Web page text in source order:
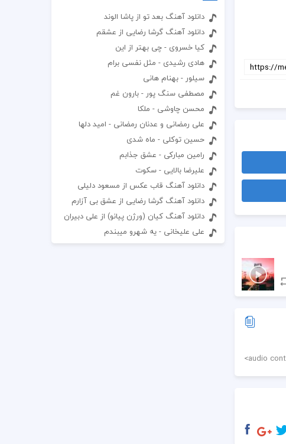
دانلود آهنگ بعد تو از پاشا الوند
دانلود آهنگ گرشا رضایی از عشقم
کیا خسروی - چی بهتر از این
هادی رشیدی - مثل نفسی برام
سیلور - بهنام هانی
مصطفی سنگ پور - بارون غم
محسن چاوشی - ملکا
علی رمضانی و عدنان رمضانی - امید دلها
حسین توکلی - ماه شدی
رامین مبارکی - عشق جذابم
علیرضا بالایی - سکوت
دانلود آهنگ قاب عکس از مسعود دلیلی
دانلود آهنگ گرشا رضایی از عشق بی آزارم
دانلود آهنگ کیان (ورژن پیانو) از علی دبیران
علی علیخانی - یه شهرو میبندم